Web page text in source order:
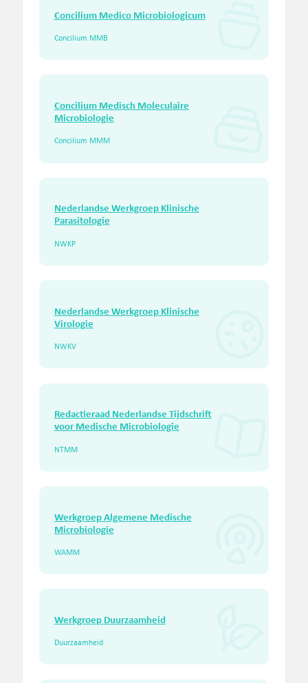
Concilium Medico Microbiologicum
Concilium MMB
Concilium Medisch Moleculaire
Microbiologie
Concilium MMM
Nederlandse Werkgroep Klinische
Parasitologie
NWKP
Nederlandse Werkgroep Klinische
Virologie
NWKV
Redactieraad Nederlandse Tijdschrift
voor Medische Microbiologie
NTMM
Werkgroep Algemene Medische
Microbiologie
WAMM
Werkgroep Duurzaamheid
Duurzaamheid